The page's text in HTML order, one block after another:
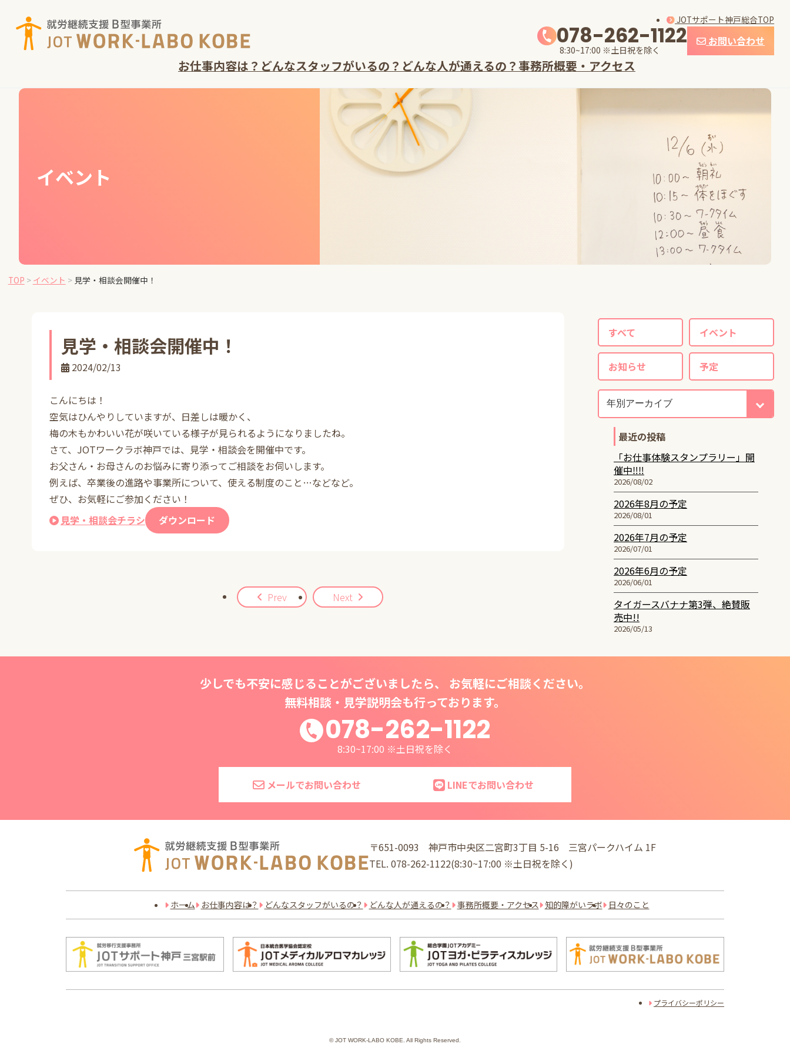
JOTサポート神戸総合TOP
078-262-1122
8:30~17:00 ※土日祝を除く
お問い合わせ
お仕事内容は？ どんなスタッフがいるの？ どんな人が通えるの？事務所概要・アクセス
イベント
TOP > イベント > 見学・相談会開催中！
見学・相談会開催中！
2024/02/13
こんにちは！
空気はひんやりしていますが、日差しは暖かく、
梅の木もかわいい花が咲いている様子が見られるようになりましたね。
さて、JOTワークラボ神戸では、見学・相談会を開催中です。
お父さん・お母さんのお悩みに寄り添ってご相談をお伺いします。
例えば、卒業後の進路や事業所について、使える制度のこと…などなど。
ぜひ、お気軽にご参加ください！
見学・相談会チラシ
ダウンロード
Prev Next
すべて イベント
お知らせ 予定
最近の投稿
「お仕事体験スタンプラリー」開
催中‼‼
2026/08/02
2026年8月の予定
2026/08/01
2026年7月の予定
2026/07/01
2026年6月の予定
2026/06/01
タイガースバナナ第3弾、絶賛販
売中!!
2026/05/13
少しでも不安に感じることがございましたら、 お気軽にご相談ください。
無料相談・見学説明会も行っております。
078-262-1122
8:30~17:00 ※土日祝を除く
メールでお問い合わせ LINEでお問い合わせ
〒651-0093 神戸市中央区二宮町3丁目 5-16 三宮パークハイム 1F
TEL. 078-262-1122(8:30~17:00 ※土日祝を除く)
ホーム お仕事内容は？ どんなスタッフがいるの？ どんな人が通えるの？ 事務所概要・アクセス 知的障がいラボ 日々のこと
プライバシーポリシー
©JOT WORK-LABO KOBE. All Rights Reserved.